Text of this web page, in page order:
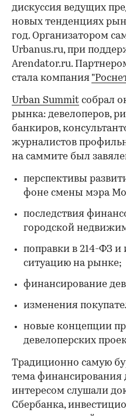
дискуссия ведущих
новых тенденциях
год. Организатором
Urbanus.ru, при
Arendator.ru.
стала компания
Urban Summit собрал
рынка: девелоперов,
банкиров,
журналистов
на саммите был
перспективы
фоне смены мэра
последствия
городской
поправки в 214-ФЗ
ситуацию на рынке;
финансирование
изменения
новые концепции
девелоперских
Традиционно самую
тема финансирования
интересом слушали
Сбербанка,